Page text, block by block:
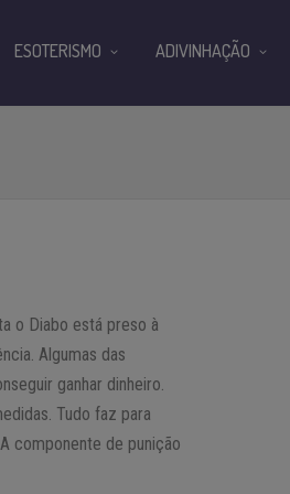
o Diabo está preso à
Algumas das
ganhar dinheiro.
Tudo faz para
componente de punição
ESOTERISMO ADIVINHAÇÃO